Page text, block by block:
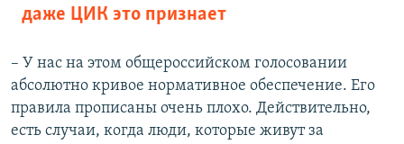
даже ЦИК это признает
– У нас на этом общероссийском голосовании
абсолютно кривое нормативное обеспечение. Его
правила прописаны очень плохо. Действительно,
есть случаи, когда люди, которые живут за